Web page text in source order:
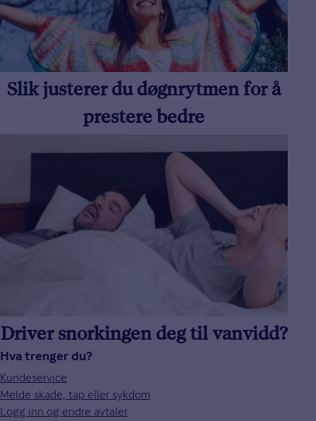
Slik justerer du døgnrytmen for å
prestere bedre
Driver snorkingen deg til vanvidd?
Hva trenger du?
Kundeservice
Melde skade, tap eller sykdom
Logg inn og endre avtaler